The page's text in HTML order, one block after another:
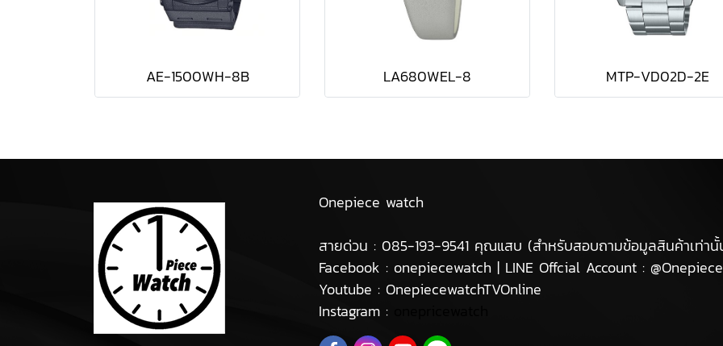
AE-1500WH-8B LA680WEL-8 MTP-VD02D-2E
Onepiece watch
สายด่วน : 085-193-9541 คุณแสบ (สำหรับสอบถามข้อมูลสินค้าเท่านั้
Facebook : onepiecewatch | LINE Offcial Account :
Youtube : OnepiecewatchTVOnline
Instagram :